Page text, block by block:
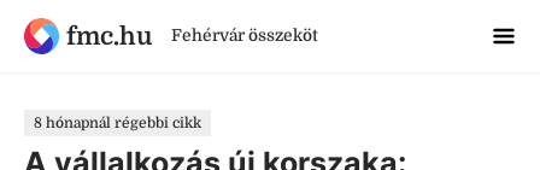
fmc.hu Fehérvár összeköt
8 hónapnál régebbi cikk
A vállalkozás új korszaka: